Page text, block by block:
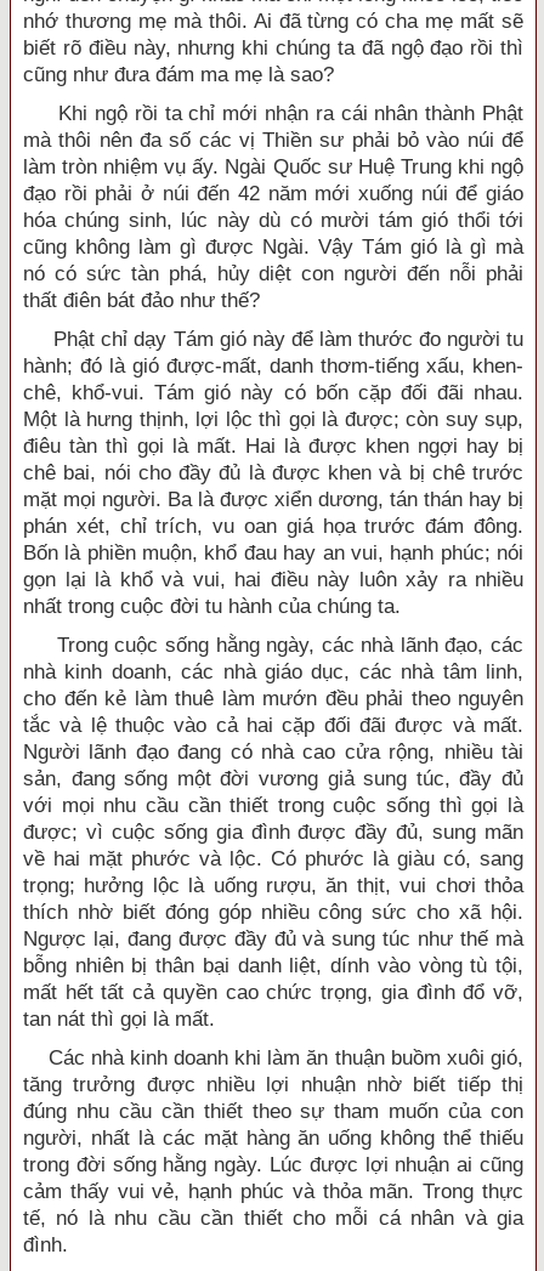
nhớ thương mẹ mà thôi. Ai đã từng có cha mẹ mất sẽ
biết rõ điều này, nhưng khi chúng ta đã ngộ đạo rồi thì
cũng như đưa đám ma mẹ là sao?
Khi ngộ rồi ta chỉ mới nhận ra cái nhân thành Phật
mà thôi nên đa số các vị Thiền sư phải bỏ vào núi để
làm tròn nhiệm vụ ấy. Ngài Quốc sư Huệ Trung khi ngộ
đạo rồi phải ở núi đến 42 năm mới xuống núi để giáo
hóa chúng sinh, lúc này dù có mười tám gió thổi tới
cũng không làm gì được Ngài. Vậy Tám gió là gì mà
nó có sức tàn phá, hủy diệt con người đến nỗi phải
thất điên bát đảo như thế?
Phật chỉ dạy Tám gió này để làm thước đo người tu
hành; đó là gió được-mất, danh thơm-tiếng xấu, khen-
chê, khổ-vui. Tám gió này có bốn cặp đối đãi nhau.
Một là hưng thịnh, lợi lộc thì gọi là được; còn suy sụp,
điêu tàn thì gọi là mất. Hai là được khen ngợi hay bị
chê bai, nói cho đầy đủ là được khen và bị chê trước
mặt mọi người. Ba là được xiển dương, tán thán hay bị
phán xét, chỉ trích, vu oan giá họa trước đám đông.
Bốn là phiền muộn, khổ đau hay an vui, hạnh phúc; nói
gọn lại là khổ và vui, hai điều này luôn xảy ra nhiều
nhất trong cuộc đời tu hành của chúng ta.
Trong cuộc sống hằng ngày, các nhà lãnh đạo, các
nhà kinh doanh, các nhà giáo dục, các nhà tâm linh,
cho đến kẻ làm thuê làm mướn đều phải theo nguyên
tắc và lệ thuộc vào cả hai cặp đối đãi được và mất.
Người lãnh đạo đang có nhà cao cửa rộng, nhiều tài
sản, đang sống một đời vương giả sung túc, đầy đủ
với mọi nhu cầu cần thiết trong cuộc sống thì gọi là
được; vì cuộc sống gia đình được đầy đủ, sung mãn
về hai mặt phước và lộc. Có phước là giàu có, sang
trọng; hưởng lộc là uống rượu, ăn thịt, vui chơi thỏa
thích nhờ biết đóng góp nhiều công sức cho xã hội.
Ngược lại, đang được đầy đủ và sung túc như thế mà
bỗng nhiên bị thân bại danh liệt, dính vào vòng tù tội,
mất hết tất cả quyền cao chức trọng, gia đình đổ vỡ,
tan nát thì gọi là mất.
Các nhà kinh doanh khi làm ăn thuận buồm xuôi gió,
tăng trưởng được nhiều lợi nhuận nhờ biết tiếp thị
đúng nhu cầu cần thiết theo sự tham muốn của con
người, nhất là các mặt hàng ăn uống không thể thiếu
trong đời sống hằng ngày. Lúc được lợi nhuận ai cũng
cảm thấy vui vẻ, hạnh phúc và thỏa mãn. Trong thực
tế, nó là nhu cầu cần thiết cho mỗi cá nhân và gia
đình.